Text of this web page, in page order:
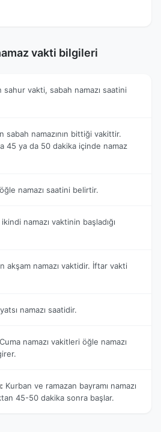
vakti bilgileri
sahur vakti, sabah namazı saatini
sabah namazının bittiği vakittir.
45 ya da 50 dakika içinde namaz
namazı saatini belirtir.
namazı vaktinin başladığı
akşam namazı vaktidir. İftar vakti
namazı saatidir.
Cuma namazı vakitleri öğle namazı
Kurban ve ramazan bayramı namazı
45-50 dakika sonra başlar.